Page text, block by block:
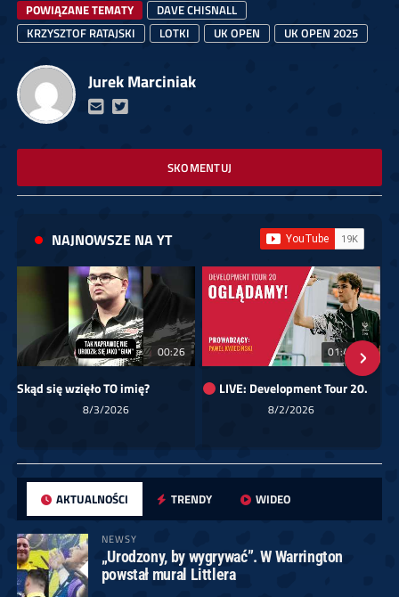
POWIĄZANE TEMATY
DAVE CHISNALL
KRZYSZTOF RATAJSKI
LOTKI UK OPEN UK OPEN 2025
Jurek Marciniak
SKOMENTUJ
NAJNOWSZE NA YT
00:26
Skąd się wzięło TO imię?
8/3/2026
01:40:24
LIVE: Development Tour 20.
8/2/2026
AKTUALNOŚCI TRENDY WIDEO
NEWSY
„Urodzony, by wygrywać”. W Warrington
powstał mural Littlera